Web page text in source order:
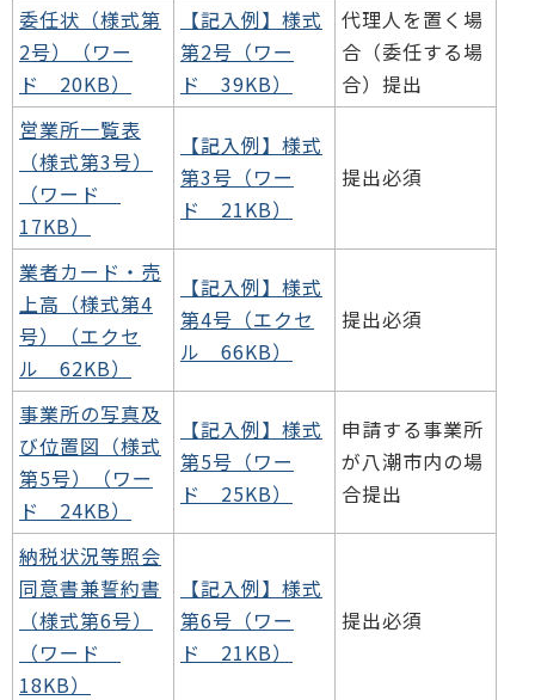
委任状（様式第
2号）（ワー
ド 20KB）
【記入例】様式
第2号（ワー
ド 39KB）
代理人を置く場
合（委任する場
合）提出
営業所一覧表
（様式第3号）
（ワード
17KB）
【記入例】様式
第3号（ワー
ド 21KB）
提出必須
業者カード・売
上高（様式第4
号）（エクセ
ル 62KB）
【記入例】様式
第4号（エクセ
ル 66KB）
提出必須
事業所の写真及
び位置図（様式
第5号）（ワー
ド 24KB）
【記入例】様式
第5号（ワー
ド 25KB）
申請する事業所
が八潮市内の場
合提出
納税状況等照会
同意書兼誓約書
（様式第6号）
（ワード
18KB）
【記入例】様式
第6号（ワー
ド 21KB）
提出必須